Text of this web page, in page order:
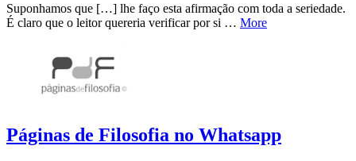
Suponhamos que […] lhe faço esta afirmação com toda a seriedade.
É claro que o leitor quereria verificar por si … More
Páginas de Filosofia no Whatsapp